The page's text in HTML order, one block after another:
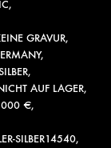
,
GRAVUR,
,
,
AUF LAGER,
€,
SILBER14540,